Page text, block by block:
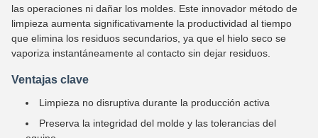
las operaciones ni dañar los moldes. Este innovador método de
limpieza aumenta significativamente la productividad al tiempo
que elimina los residuos secundarios, ya que el hielo seco se
vaporiza instantáneamente al contacto sin dejar residuos.
Ventajas clave
Limpieza no disruptiva durante la producción activa
Preserva la integridad del molde y las tolerancias del